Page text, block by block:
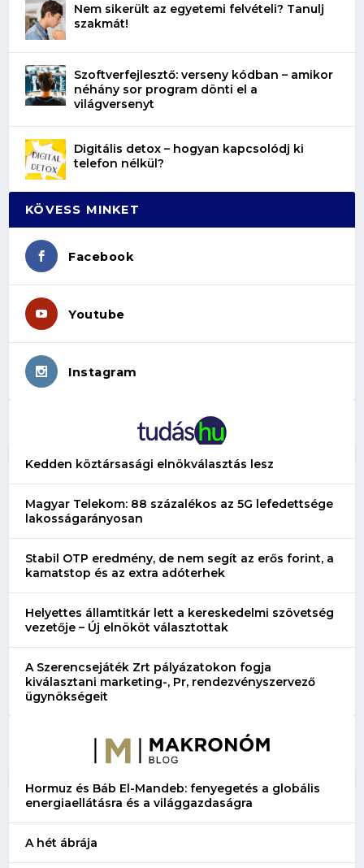
Nem sikerült az egyetemi felvételi? Tanulj
szakmát!
Szoftverfejlesztő: verseny kódban – amikor
néhány sor program dönti el a
világversenyt
Digitális detox – hogyan kapcsolódj ki
telefon nélkül?
KÖVESS MINKET
Facebook
Youtube
Instagram
Kedden köztársasági elnökválasztás lesz
Magyar Telekom: 88 százalékos az 5G lefedettsége
lakosságarányosan
Stabil OTP eredmény, de nem segít az erős forint, a
kamatstop és az extra adóterhek
Helyettes államtitkár lett a kereskedelmi szövetség
vezetője – Új elnököt választottak
A Szerencsejáték Zrt pályázatokon fogja
kiválasztani marketing-, Pr, rendezvényszervező
ügynökségeit
Hormuz és Báb El-Mandeb: fenyegetés a globális
energiaellátásra és a világgazdaságra
A hét ábrája